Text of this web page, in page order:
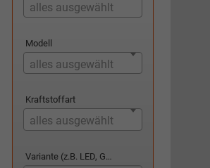
alles ausgewählt
Modell
alles ausgewählt
Kraftstoffart
alles ausgewählt
Variante (z.B. LED, GTI, Facelift...)